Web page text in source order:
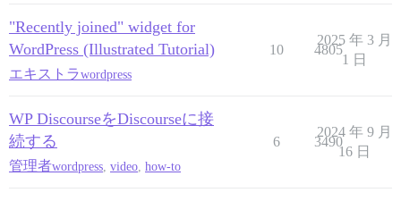
"Recently joined" widget for
WordPress (Illustrated Tutorial)
エキストラwordpress
10 4805
2025 年 3 月
1 日
WP DiscourseをDiscourseに接
続する
管理者wordpress video how-to
6 3490
2024 年 9 月
16 日